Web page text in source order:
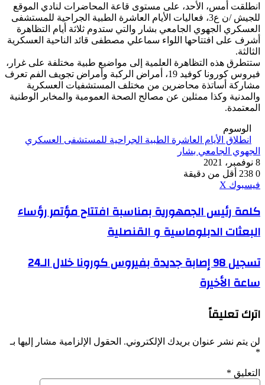
انطلقت أمس، الأحد، على مستوى قاعة المحاضرات لنادي الموقع
للجيش /ن ع3، فعاليات الأيام العاشرة الطبية الجراحية للمستشفى
العسكري الجهوي الجامعي بشار والتي ستدوم ثلاثة أيام التظاهرة
أشرف على افتتاحها اللواء سماعلي مصطفى قائد الناحية العسكرية
الثالثة.
ستتطرق هذه التظاهرة العلمية إلى مواضيع طبية مختلفة على غرار،
فيروس كورونا كوفيد 19، أمراض الركبة وأمراض تجويف الفم تعرف
مشاركة أساتذة محاضرين من مختلف المستشفيات العسكرية
والمدنية وكذا ممثلين عن مصالح الصحة العمومية والمخابر الوطنية
المعتمدة.
الوسوم
انطلاق الأيام العاشرة الطبية الجراحية للمستشفى العسكري
الجهوي الجامعي بشار
8 نوفمبر، 2021
0
أقل من دقيقة
فيسبوك ‫X
كلمة
رئيس
الجمهورية
بمناسبة
مؤتمر
البعثات
و
القنصلية
كلمة رئيس الجمهورية بمناسبة افتتاح مؤتمر رؤساء
البعثات الدبلوماسية و القنصلية
تسجيل
98
إصابة
جديدة
كورونا
ساعة
تسجيل 98 إصابة جديدة بفيروس كورونا خلال الـ24
ساعة الأخيرة
اترك تعليقاً
لن يتم نشر عنوان بريدك الإلكتروني. الحقول الإلزامية مشار إليها بـ
*
التعليق *